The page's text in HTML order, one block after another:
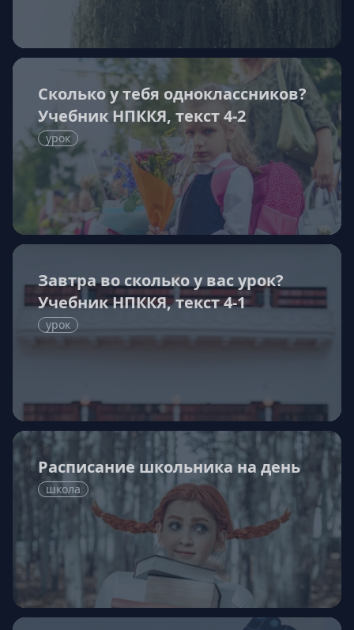
Сколько у тебя одноклассников?
Учебник НПККЯ, текст 4-2
урок
Завтра во сколько у вас урок?
Учебник НПККЯ, текст 4-1
урок
Расписание школьника на день
школа